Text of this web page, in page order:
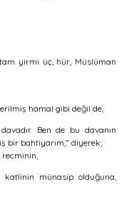
hamal gibi değil de,
bir bahtiyarım,” diyerek;
recminin,